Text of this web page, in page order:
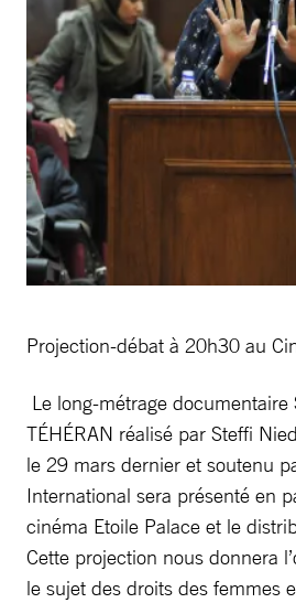
Projection-débat à 20h30 au
Le long-métrage documentaire
TÉHÉRAN réalisé par Steffi
le 29 mars dernier et soutenu
International sera présenté en
cinéma Etoile Palace et le
Cette projection nous donnera
le sujet des droits des femmes